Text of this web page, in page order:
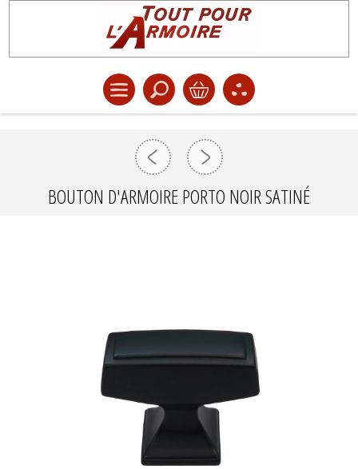
BOUTON D'ARMOIRE PORTO NOIR SATINÉ